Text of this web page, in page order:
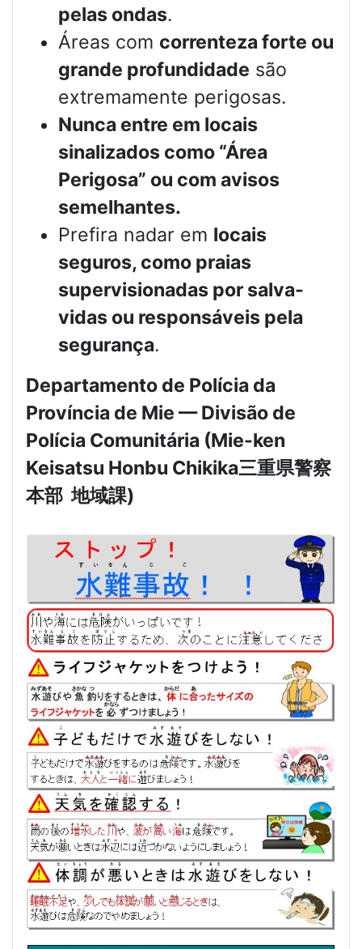
pelas ondas.
Áreas com correnteza forte ou
grande profundidade são
extremamente perigosas.
Nunca entre em locais
sinalizados como “Área
Perigosa” ou com avisos
semelhantes.
Prefira nadar em locais
seguros, como praias
supervisionadas por salva-
vidas ou responsáveis pela
segurança.
Departamento de Polícia da
Província de Mie — Divisão de
Polícia Comunitária (Mie-ken
Keisatsu Honbu Chikika三重県警察
本部 地域課)